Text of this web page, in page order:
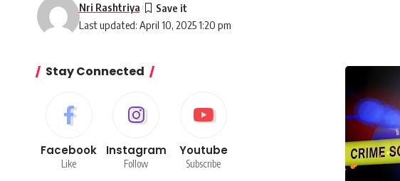
Last updated: April 10, 2025 1:20 pm
Nri Rashtriya
Stay Connected
Facebook
Like
Instagram
Follow
Youtube
Subscribe